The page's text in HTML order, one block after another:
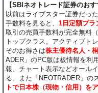
【SBIネオトレード証券のおす
以前はライブスター証券だっ
手数料を見ると、1日定額プラ
取引の売買手数料が完全無料
トップクラス。アクティブト
そのお得さは株主優待名人・
ADER」のPC版は板情報を利
報、チャート表示などオール
る。また「NEOTRADER」の
トで日本株（現物・信用）を